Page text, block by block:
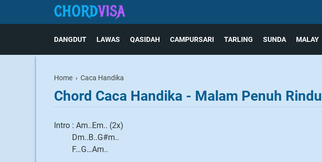
DANGDUT LAWAS QASIDAH CAMPURSARI TARLING SUNDA MALAY
Home › Caca Handika
Chord Caca Handika - Malam Penuh Rindu
Intro : Am..Em.. (2x)
Dm..B..G#m..
F…G…Am..